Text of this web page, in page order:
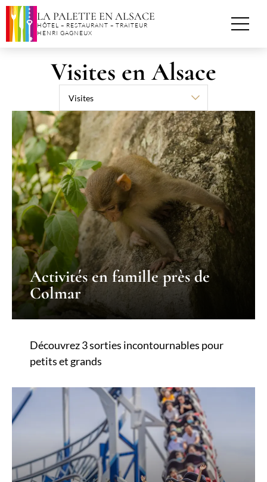
LA PALETTE EN ALSACE
HÔTEL – RESTAURANT – TRAITEUR
HENRI GAGNEUX
Visites en Alsace
Activités en famille près de
Colmar
Découvrez 3 sorties incontournables pour
petits et grands
Panneau de gestion des cookies